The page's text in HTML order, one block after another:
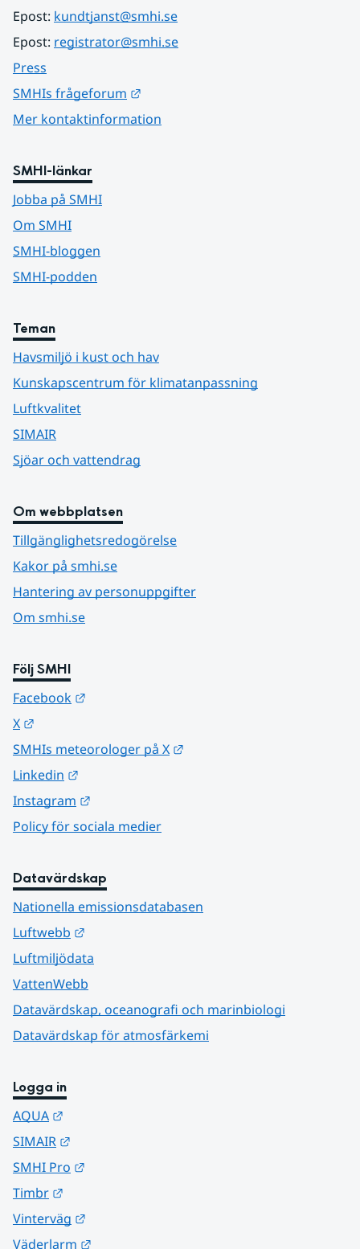
Epost: kundtjanst@smhi.se
Epost: registrator@smhi.se
Press
SMHIs frågeforum
Mer kontaktinformation
SMHI-länkar
Jobba på SMHI
Om SMHI
SMHI-bloggen
SMHI-podden
Teman
Havsmiljö i kust och hav
Kunskapscentrum för klimatanpassning
Luftkvalitet
SIMAIR
Sjöar och vattendrag
Om webbplatsen
Tillgänglighetsredogörelse
Kakor på smhi.se
Hantering av personuppgifter
Om smhi.se
Följ SMHI
Facebook
X
SMHIs meteorologer på X
Linkedin
Instagram
Policy för sociala medier
Datavärdskap
Nationella emissionsdatabasen
Luftwebb
Luftmiljödata
VattenWebb
Datavärdskap, oceanografi och marinbiologi
Datavärdskap för atmosfärkemi
Logga in
AQUA
SIMAIR
SMHI Pro
Timbr
Vinterväg
Väderlarm